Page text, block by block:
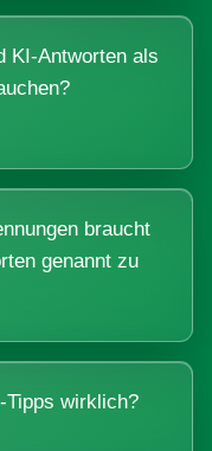
KI-Antworten als
braucht
genannt zu
Tipps wirklich?